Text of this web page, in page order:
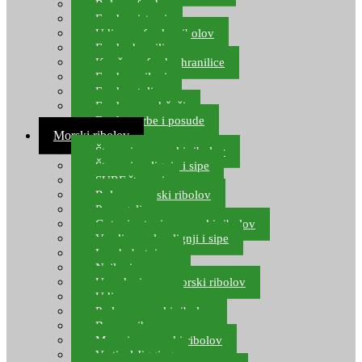
Role za feeder
Feeder sistemi
Udice za feeder ribolov
Feeder hranilice
Kopče za feeder hranilice
Feeder najloni
Feeder stolice
Feeder arm držači
Feeder torbe i posude
Morski ribolov
Štapovi za morski ribolov
Štapovi za lignje i sipe
SURF štapovi
Role za morski ribolov
Parangali
Gotovi setovi za morski ribolov
Varalice za lov lignji i sipe
Lov hobotnice
Najloni za more
Upredenice za morski ribolov
Udice za more
Perle za morski ribolov
Brum prihrana za more
Mamci za morski ribolov
Vertical Jigging